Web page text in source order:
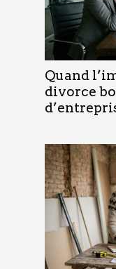
Quand
divorce